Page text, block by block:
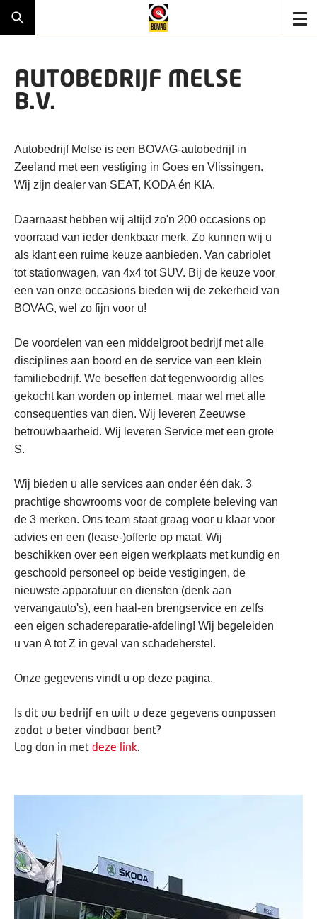
AUTOBEDRIJF MELSE
B.V.
Autobedrijf Melse is een BOVAG-autobedrijf in
Zeeland met een vestiging in Goes en Vlissingen.
Wij zijn dealer van SEAT, KODA én KIA.
Daarnaast hebben wij altijd zo'n 200 occasions op
voorraad van ieder denkbaar merk. Zo kunnen wij u
als klant een ruime keuze aanbieden. Van cabriolet
tot stationwagen, van 4x4 tot SUV. Bij de keuze voor
een van onze occasions bieden wij de zekerheid van
BOVAG, wel zo fijn voor u!
De voordelen van een middelgroot bedrijf met alle
disciplines aan boord en de service van een klein
familiebedrijf. We beseffen dat tegenwoordig alles
gekocht kan worden op internet, maar wel met alle
consequenties van dien. Wij leveren Zeeuwse
betrouwbaarheid. Wij leveren Service met een grote
S.
Wij bieden u alle services aan onder één dak. 3
prachtige showrooms voor de complete beleving van
de 3 merken. Ons team staat graag voor u klaar voor
advies en een (lease-)offerte op maat. Wij
beschikken over een eigen werkplaats met kundig en
geschoold personeel op beide vestigingen, de
nieuwste apparatuur en diensten (denk aan
vervangauto's), een haal-en brengservice en zelfs
een eigen schadereparatie-afdeling! Wij begeleiden
u van A tot Z in geval van schadeherstel.
Onze gegevens vindt u op deze pagina.
Is dit uw bedrijf en wilt u deze gegevens aanpassen
zodat u beter vindbaar bent?
Log dan in met deze link.